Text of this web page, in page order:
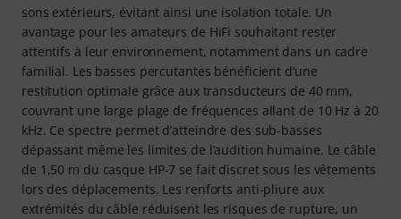
sons extérieurs, évitant ainsi une isolation totale. Un
avantage pour les amateurs de HiFi souhaitant rester
attentifs à leur environnement, notamment dans un cadre
familial. Les basses percutantes bénéficient d’une
restitution optimale grâce aux transducteurs de 40 mm,
couvrant une large plage de fréquences allant de 10 Hz à 20
kHz. Ce spectre permet d’atteindre des sub-basses
dépassant même les limites de l’audition humaine. Le câble
de 1,50 m du casque HP-7 se fait discret sous les vêtements
lors des déplacements. Les renforts anti-pliure aux
extrémités du câble réduisent les risques de rupture, un